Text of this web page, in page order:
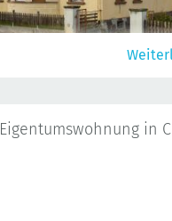
Eigentumswohnung in